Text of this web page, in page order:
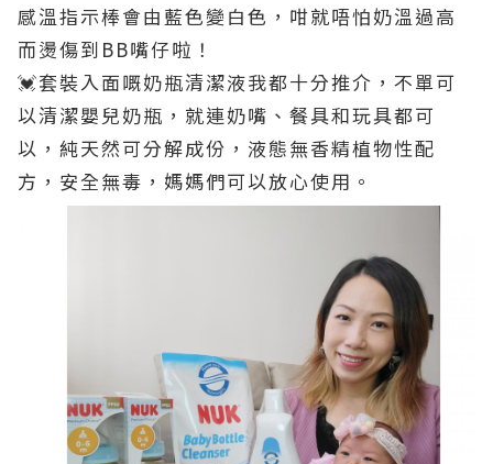
感溫指示棒會由藍色變白色，咁就唔怕奶溫過高
而燙傷到BB嘴仔啦！
💓套裝入面嘅奶瓶清潔液我都十分推介，不單可
以清潔嬰兒奶瓶，就連奶嘴、餐具和玩具都可
以，純天然可分解成份，液態無香精植物性配
方，安全無毒，媽媽們可以放心使用。